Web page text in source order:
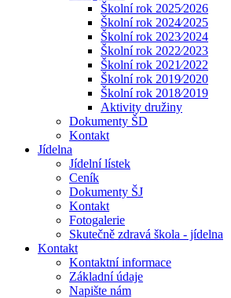
Školní rok 2025⁄2026
Školní rok 2024⁄2025
Školní rok 2023⁄2024
Školní rok 2022⁄2023
Školní rok 2021⁄2022
Školní rok 2019⁄2020
Školní rok 2018⁄2019
Aktivity družiny
Dokumenty ŠD
Kontakt
Jídelna
Jídelní lístek
Ceník
Dokumenty ŠJ
Kontakt
Fotogalerie
Skutečně zdravá škola - jídelna
Kontakt
Kontaktní informace
Základní údaje
Napište nám